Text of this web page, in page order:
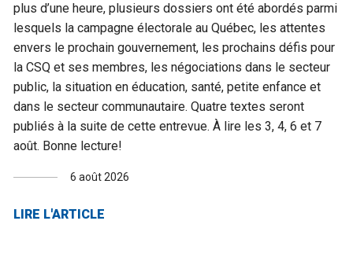
plus d’une heure, plusieurs dossiers ont été abordés parmi
lesquels la campagne électorale au Québec, les attentes
envers le prochain gouvernement, les prochains défis pour
la CSQ et ses membres, les négociations dans le secteur
public, la situation en éducation, santé, petite enfance et
dans le secteur communautaire. Quatre textes seront
publiés à la suite de cette entrevue. À lire les 3, 4, 6 et 7
août. Bonne lecture!
6 août 2026
LIRE L'ARTICLE